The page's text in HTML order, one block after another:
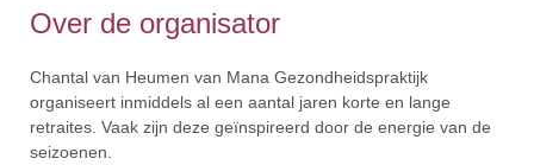
Over de organisator
Chantal van Heumen van Mana Gezondheidspraktijk
organiseert inmiddels al een aantal jaren korte en lange
retraites. Vaak zijn deze geïnspireerd door de energie van de
seizoenen.